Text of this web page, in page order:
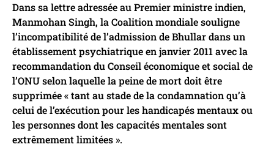
Dans sa lettre adressée au Premier ministre indien,
Manmohan Singh, la Coalition mondiale souligne
l’incompatibilité de l’admission de Bhullar dans un
établissement psychiatrique en janvier 2011 avec la
recommandation du Conseil économique et social de
l’ONU selon laquelle la peine de mort doit être
supprimée « tant au stade de la condamnation qu’à
celui de l’exécution pour les handicapés mentaux ou
les personnes dont les capacités mentales sont
extrêmement limitées ».